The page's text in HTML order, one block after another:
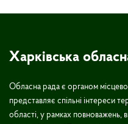
Харківська
Обласна рада є органом
представляє спільні інтереси
області, у рамках повноважень,